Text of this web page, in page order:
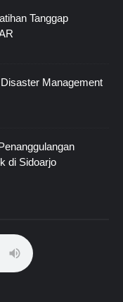
Tanggap
Management
di Sidoarjo